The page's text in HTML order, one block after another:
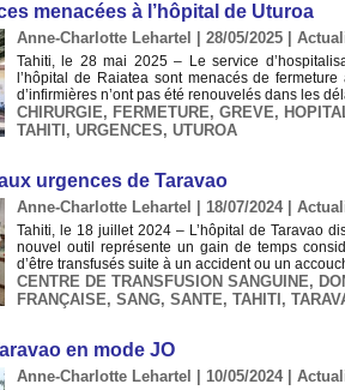
menacées à l’hôpital de Uturoa
Anne-Charlotte Lehartel | 28/05/2025
Tahiti, le 28 mai 2025 – Le service
l’hôpital de Raiatea sont menacés de
d’infirmières n’ont pas été renouvelés dans les
CHIRURGIE, FERMETURE, GREVE,
TAHITI , URGENCES, UTUROA
urgences de Taravao
Anne-Charlotte Lehartel | 18/07/2024|
Tahiti, le 18 juillet 2024 – L’hôpital de Taravao
nouvel outil représente un gain de temps
d’être transfusés suite à un accident ou un
CENTRE DE TRANSFUSION SANGUINE,
FRANÇAISE, SANG, SANTE, TAHITI ,
en mode JO
Anne-Charlotte Lehartel | 10/05/2024|